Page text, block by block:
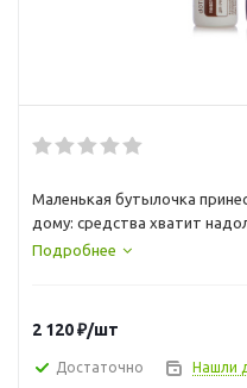
Маленькая бутылочка
дому: средства хватит
концентрированной
Подробнее
2 120₽/шт
Достаточно Нашли